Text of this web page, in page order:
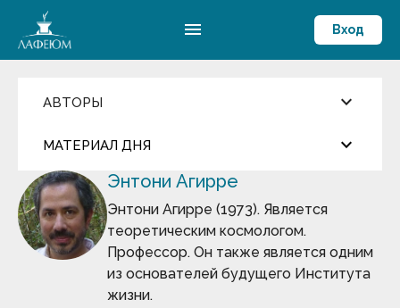
menu Вход
АВТОРЫ keyboard_arrow_down
close
Фильмы и Сериалы
Пословицы и поговорки
Аамир Кхан
Абрахам Маслоу
Абу-ль-Фарадж бин Харун
Абуль-Фарадж ибн аль-Джаузи
Август Бебель
Август фон Платен
Энтони Агирре
Энтони Агирре (1973). Является
теоретическим космологом.
Профессор. Он также является одним
из основателей будущего Института
жизни.
МАТЕРИАЛ ДНЯ keyboard_arrow_down
Цитата дня
Джаред Даймонд
У истории действительно есть общие